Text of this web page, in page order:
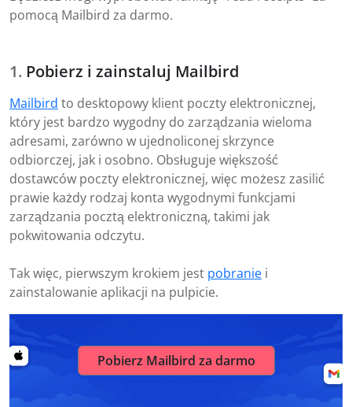
pomocą Mailbird za darmo.
Pobierz i zainstaluj Mailbird
Mailbird to desktopowy klient poczty elektronicznej,
który jest bardzo wygodny do zarządzania wieloma
adresami, zarówno w ujednoliconej skrzynce
odbiorczej, jak i osobno. Obsługuje większość
dostawców poczty elektronicznej, więc możesz zasilić
prawie każdy rodzaj konta wygodnymi funkcjami
zarządzania pocztą elektroniczną, takimi jak
pokwitowania odczytu.
Tak więc, pierwszym krokiem jest pobranie i
zainstalowanie aplikacji na pulpicie.
Pobierz Mailbird za darmo